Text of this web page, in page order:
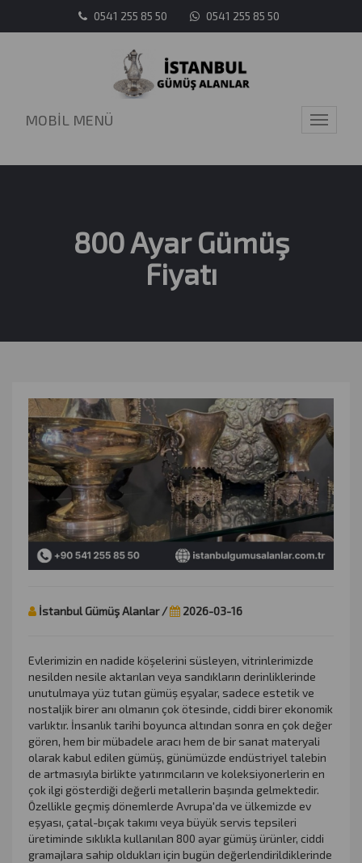
0541 255 85 50 0541 255 85 50
Toggle
MOBİL MENÜ
800 Ayar Gümüş
Fiyatı
İstanbul Gümüş Alanlar / 2026-03-16
Evlerimizin en nadide köşelerini süsleyen, vitrinlerimizde
nesilden nesile aktarılan veya sandıkların derinliklerinde
unutulmaya yüz tutan gümüş eşyalar, sadece estetik ve
nostaljik birer anı olmanın çok ötesinde, ciddi birer ekonomik
varlıktır. İnsanlık tarihi boyunca altından sonra en çok değer
gören, hem bir mübadele aracı hem de bir sanat materyali
olarak kabul edilen gümüş, günümüzde endüstriyel talebin
de artmasıyla birlikte yatırımcıların ve koleksiyonerlerin en
çok ilgi gösterdiği değerli metallerin başında gelmektedir.
Özellikle geçmiş dönemlerde Avrupa'da ve ülkemizde ev
eşyası, çatal-bıçak takımı veya büyük servis tepsileri
üretiminde sıklıkla kullanılan 800 ayar gümüş ürünler, ciddi
gramajlara sahip oldukları için bugün değerlendirildiklerinde